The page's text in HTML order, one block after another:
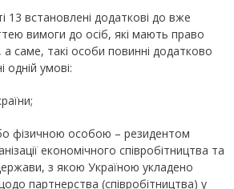
13 встановлені додаткові до вже
вимоги до осіб, які мають право
саме, такі особи повинні додатково
одній умові:
фізичною особою – резидентом
економічного співробітництва та
з якою Україною укладено
партнерства (співробітництва) у